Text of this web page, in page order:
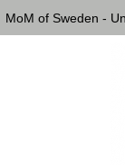
MoM of Sweden -